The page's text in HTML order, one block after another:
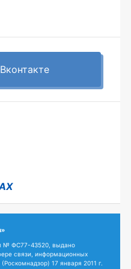
№ ФС77-43520, выдано
связи, информационных
17 января 2011 г.